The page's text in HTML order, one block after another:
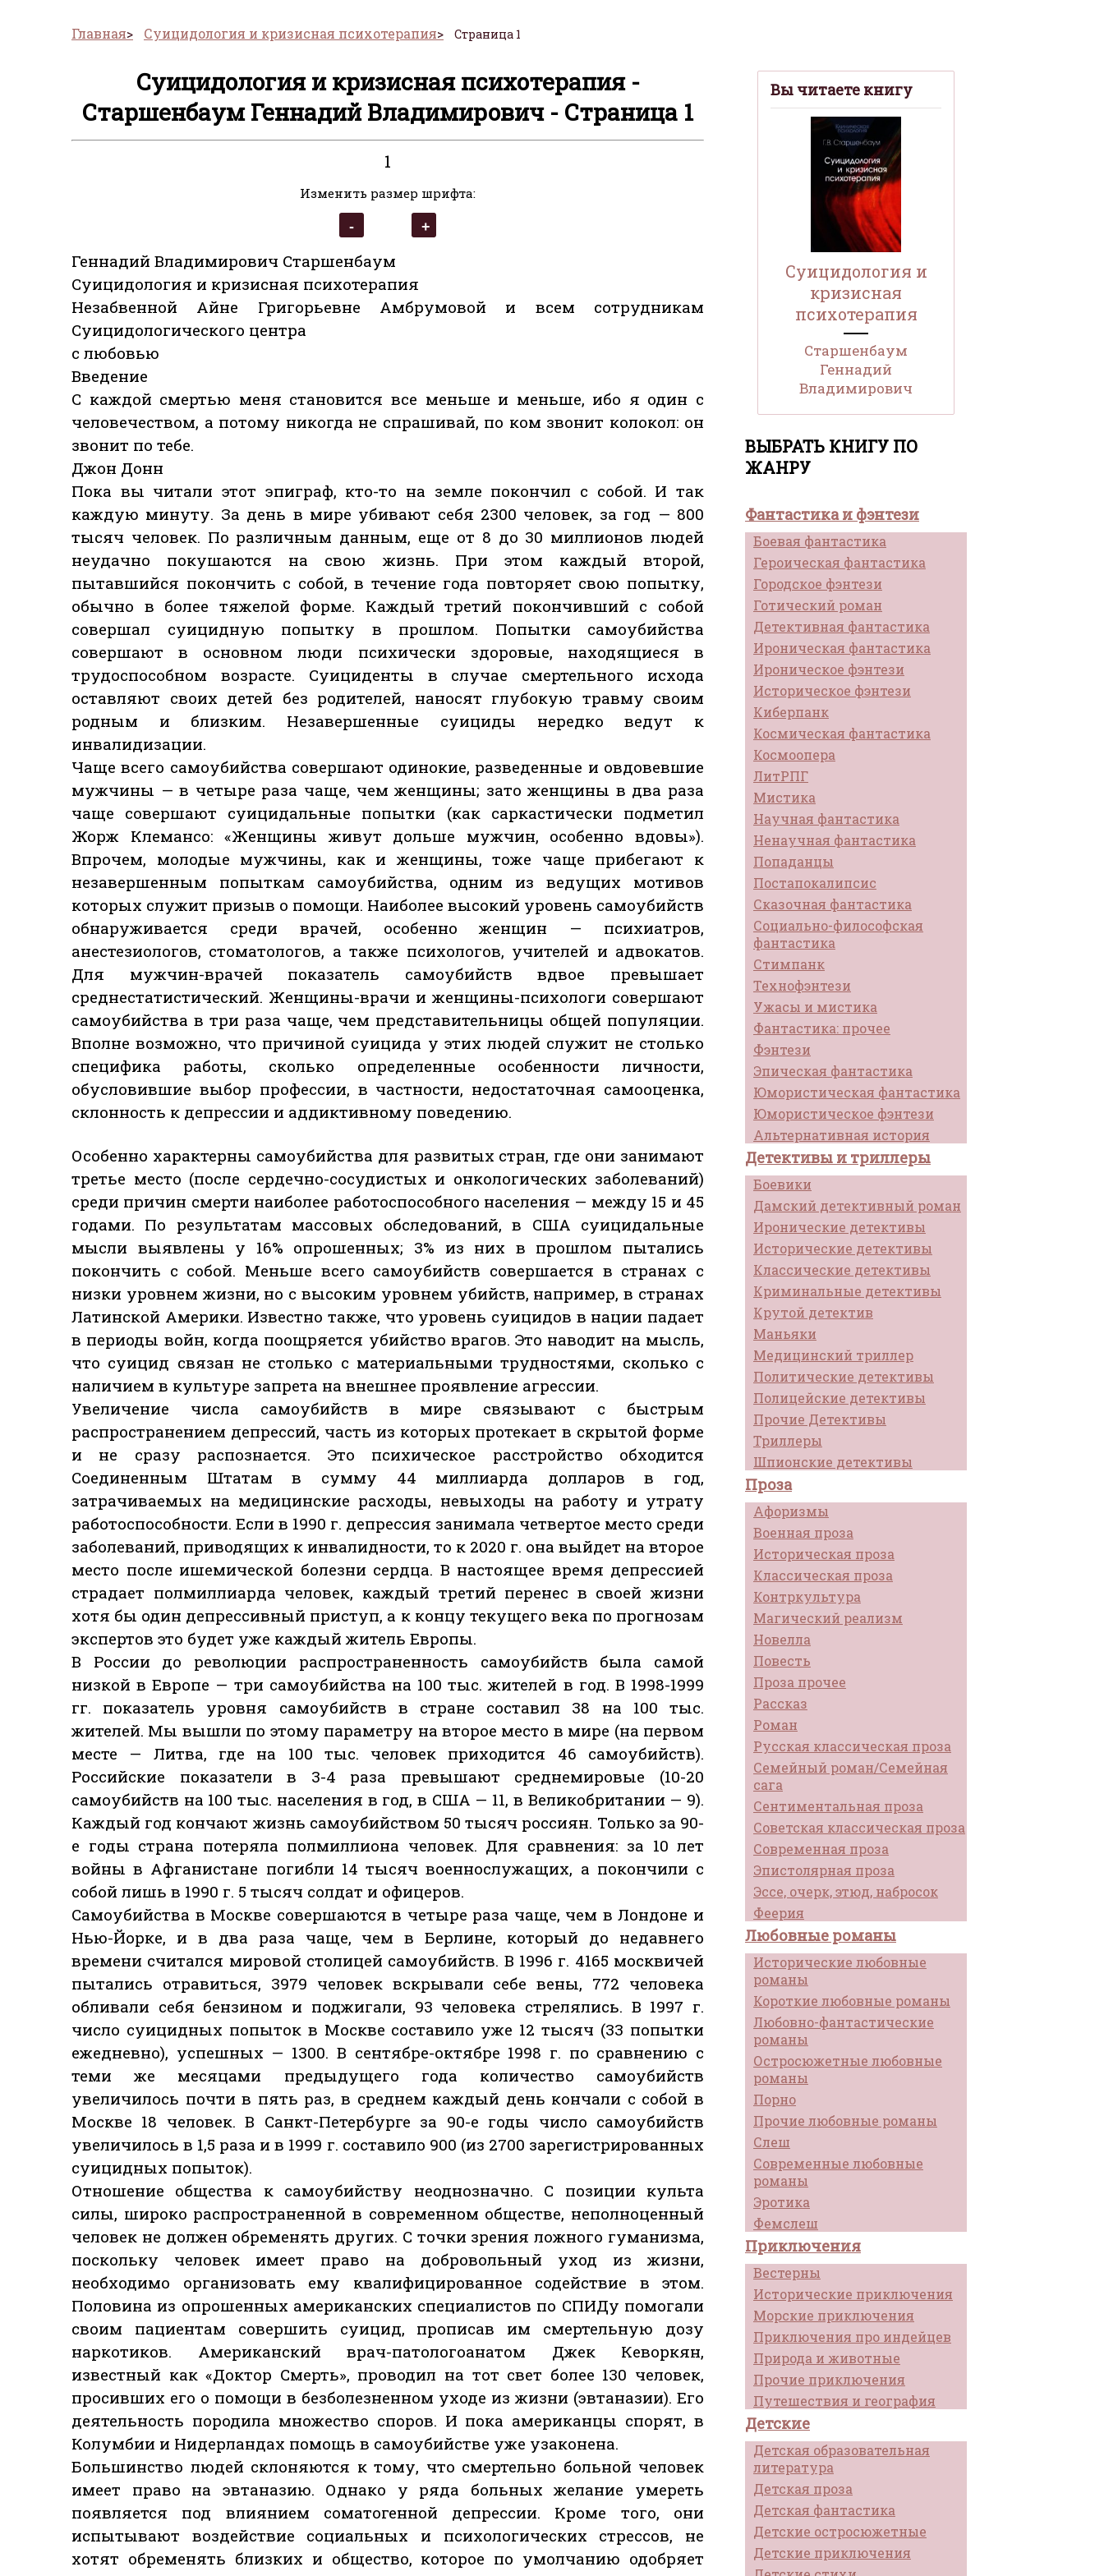
Главная Суицидология и кризисная психотерапия Страница 1
Вы читаете книгу
Суицидология и
кризисная
психотерапия
Старшенбаум
Геннадий
Владимирович
ВЫБРАТЬ КНИГУ ПО
ЖАНРУ
Фантастика и фэнтези
Боевая фантастика
Героическая фантастика
Городское фэнтези
Готический роман
Детективная фантастика
Ироническая фантастика
Ироническое фэнтези
Историческое фэнтези
Киберпанк
Космическая фантастика
Космоопера
ЛитРПГ
Мистика
Научная фантастика
Ненаучная фантастика
Попаданцы
Постапокалипсис
Сказочная фантастика
Социально-философская
фантастика
Стимпанк
Технофэнтези
Ужасы и мистика
Фантастика: прочее
Фэнтези
Эпическая фантастика
Юмористическая фантастика
Юмористическое фэнтези
Альтернативная история
Детективы и триллеры
Боевики
Дамский детективный роман
Иронические детективы
Исторические детективы
Классические детективы
Криминальные детективы
Крутой детектив
Маньяки
Медицинский триллер
Политические детективы
Полицейские детективы
Прочие Детективы
Триллеры
Шпионские детективы
Проза
Афоризмы
Военная проза
Историческая проза
Классическая проза
Контркультура
Магический реализм
Новелла
Повесть
Проза прочее
Рассказ
Роман
Русская классическая проза
Семейный роман/Семейная
сага
Сентиментальная проза
Советская классическая проза
Современная проза
Эпистолярная проза
Эссе, очерк, этюд, набросок
Феерия
Любовные романы
Исторические любовные
романы
Короткие любовные романы
Любовно-фантастические
романы
Остросюжетные любовные
романы
Порно
Прочие любовные романы
Слеш
Современные любовные
романы
Эротика
Фемслеш
Приключения
Вестерны
Исторические приключения
Морские приключения
Приключения про индейцев
Природа и животные
Прочие приключения
Путешествия и география
Детские
Детская образовательная
литература
Детская проза
Детская фантастика
Детские остросюжетные
Детские приключения
Суицидология и кризисная психотерапия -
Старшенбаум Геннадий Владимирович - Страница 1
1
Изменить размер шрифта:
Геннадий Владимирович Старшенбаум
Суицидология и кризисная психотерапия
Незабвенной Айне Григорьевне Амбрумовой и всем сотрудникам
Суицидологического центра
с любовью
Введение
С каждой смертью меня становится все меньше и меньше, ибо я один с
человечеством, а потому никогда не спрашивай, по ком звонит колокол: он
звонит по тебе.
Джон Донн
Пока вы читали этот эпиграф, кто-то на земле покончил с собой. И так
каждую минуту. За день в мире убивают себя 2300 человек, за год — 800
тысяч человек. По различным данным, еще от 8 до 30 миллионов людей
неудачно покушаются на свою жизнь. При этом каждый второй,
пытавшийся покончить с собой, в течение года повторяет свою попытку,
обычно в более тяжелой форме. Каждый третий покончивший с собой
совершал суицидную попытку в прошлом. Попытки самоубийства
совершают в основном люди психически здоровые, находящиеся в
трудоспособном возрасте. Суициденты в случае смертельного исхода
оставляют своих детей без родителей, наносят глубокую травму своим
родным и близким. Незавершенные суициды нередко ведут к
инвалидизации.
Чаще всего самоубийства совершают одинокие, разведенные и овдовевшие
мужчины — в четыре раза чаще, чем женщины; зато женщины в два раза
чаще совершают суицидальные попытки (как саркастически подметил
Жорж Клемансо: «Женщины живут дольше мужчин, особенно вдовы»).
Впрочем, молодые мужчины, как и женщины, тоже чаще прибегают к
незавершенным попыткам самоубийства, одним из ведущих мотивов
которых служит призыв о помощи. Наиболее высокий уровень самоубийств
обнаруживается среди врачей, особенно женщин — психиатров,
анестезиологов, стоматологов, а также психологов, учителей и адвокатов.
Для мужчин-врачей показатель самоубийств вдвое превышает
среднестатистический. Женщины-врачи и женщины-психологи совершают
самоубийства в три раза чаще, чем представительницы общей популяции.
Вполне возможно, что причиной суицида у этих людей служит не столько
специфика работы, сколько определенные особенности личности,
обусловившие выбор профессии, в частности, недостаточная самооценка,
склонность к депрессии и аддиктивному поведению.
Особенно характерны самоубийства для развитых стран, где они занимают
третье место (после сердечно-сосудистых и онкологических заболеваний)
среди причин смерти наиболее работоспособного населения — между 15 и 45
годами. По результатам массовых обследований, в США суицидальные
мысли выявлены у 16% опрошенных; 3% из них в прошлом пытались
покончить с собой. Меньше всего самоубийств совершается в странах с
низки уровнем жизни, но с высоким уровнем убийств, например, в странах
Латинской Америки. Известно также, что уровень суицидов в нации падает
в периоды войн, когда поощряется убийство врагов. Это наводит на мысль,
что суицид связан не столько с материальными трудностями, сколько с
наличием в культуре запрета на внешнее проявление агрессии.
Увеличение числа самоубийств в мире связывают с быстрым
распространением депрессий, часть из которых протекает в скрытой форме
и не сразу распознается. Это психическое расстройство обходится
Соединенным Штатам в сумму 44 миллиарда долларов в год,
затрачиваемых на медицинские расходы, невыходы на работу и утрату
работоспособности. Если в 1990 г. депрессия занимала четвертое место среди
заболеваний, приводящих к инвалидности, то к 2020 г. она выйдет на второе
место после ишемической болезни сердца. В настоящее время депрессией
страдает полмиллиарда человек, каждый третий перенес в своей жизни
хотя бы один депрессивный приступ, а к концу текущего века по прогнозам
экспертов это будет уже каждый житель Европы.
В России до революции распространенность самоубийств была самой
низкой в Европе — три самоубийства на 100 тыс. жителей в год. В 1998-1999
гг. показатель уровня самоубийств в стране составил 38 на 100 тыс.
жителей. Мы вышли по этому параметру на второе место в мире (на первом
месте — Литва, где на 100 тыс. человек приходится 46 самоубийств).
Российские показатели в 3-4 раза превышают среднемировые (10-20
самоубийств на 100 тыс. населения в год, в США — 11, в Великобритании — 9).
Каждый год кончают жизнь самоубийством 50 тысяч россиян. Только за 90-
е годы страна потеряла полмиллиона человек. Для сравнения: за 10 лет
войны в Афганистане погибли 14 тысяч военнослужащих, а покончили с
собой лишь в 1990 г. 5 тысяч солдат и офицеров.
Самоубийства в Москве совершаются в четыре раза чаще, чем в Лондоне и
Нью-Йорке, и в два раза чаще, чем в Берлине, который до недавнего
времени считался мировой столицей самоубийств. В 1996 г. 4165 москвичей
пытались отравиться, 3979 человек вскрывали себе вены, 772 человека
обливали себя бензином и поджигали, 93 человека стрелялись. В 1997 г.
число суицидных попыток в Москве составило уже 12 тысяч (33 попытки
ежедневно), успешных — 1300. В сентябре-октябре 1998 г. по сравнению с
теми же месяцами предыдущего года количество самоубийств
увеличилось почти в пять раз, в среднем каждый день кончали с собой в
Москве 18 человек. В Санкт-Петербурге за 90-е годы число самоубийств
увеличилось в 1,5 раза и в 1999 г. составило 900 (из 2700 зарегистрированных
суицидных попыток).
Отношение общества к самоубийству неоднозначно. С позиции культа
силы, широко распространенной в современном обществе, неполноценный
человек не должен обременять других. С точки зрения ложного гуманизма,
поскольку человек имеет право на добровольный уход из жизни,
необходимо организовать ему квалифицированное содействие в этом.
Половина из опрошенных американских специалистов по СПИДу помогали
своим пациентам совершить суицид, прописав им смертельную дозу
наркотиков. Американский врач-патологоанатом Джек Кеворкян,
известный как «Доктор Смерть», проводил на тот свет более 130 человек,
просивших его о помощи в безболезненном уходе из жизни (эвтаназии). Его
деятельность породила множество споров. И пока американцы спорят, в
Колумбии и Нидерландах помощь в самоубийстве уже узаконена.
Большинство людей склоняются к тому, что смертельно больной человек
имеет право на эвтаназию. Однако у ряда больных желание умереть
появляется под влиянием соматогенной депрессии. Кроме того, они
испытывают воздействие социальных и психологических стрессов, не
хотят обременять близких и общество, которое по умолчанию одобряет